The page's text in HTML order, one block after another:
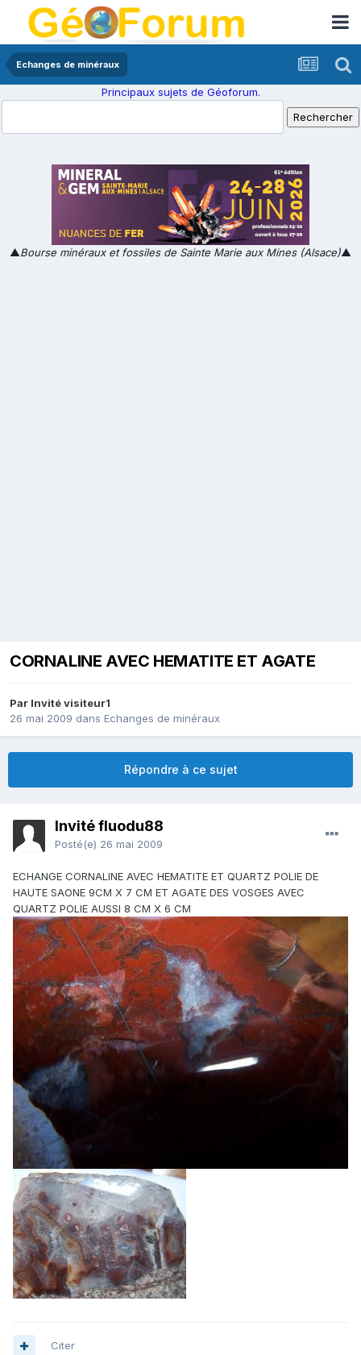
Echanges de minéraux
Principaux sujets de Géoforum.
▲Bourse minéraux et fossiles de Sainte Marie aux Mines (Alsace)▲
CORNALINE AVEC HEMATITE ET AGATE
Par Invité visiteur1
26 mai 2009 dans Echanges de minéraux
Répondre à ce sujet
Invité fluodu88
Posté(e) 26 mai 2009
ECHANGE CORNALINE AVEC HEMATITE ET QUARTZ POLIE DE
HAUTE SAONE 9CM X 7 CM ET AGATE DES VOSGES AVEC
QUARTZ POLIE AUSSI 8 CM X 6 CM
Citer